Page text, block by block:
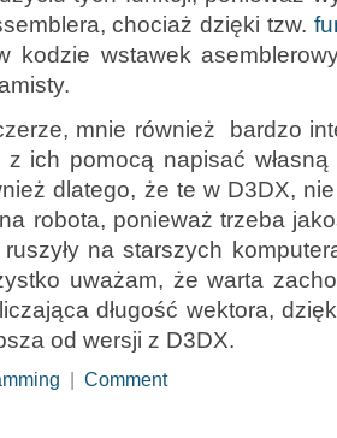
chociaż dzięki tzw.
kodzie wstawek
mnie również bardzo
z ich pomocą napisać
dlatego, że te w D3DX,
robota, ponieważ trzeba
na starszych
uważam, że warta
długość wektora,
od wersji z D3DX.
Comment